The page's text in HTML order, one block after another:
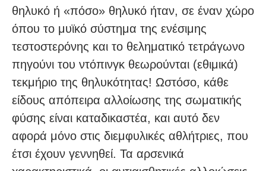
θηλυκό ή «πόσο» θηλυκό ήταν, σε έναν χώρο
όπου το μυϊκό σύστημα της ενέσιμης
τεστοστερόνης και το θεληματικό τετράγωνο
πηγούνι του ντόπινγκ θεωρούνται (εθιμικά)
τεκμήριο της θηλυκότητας! Ωστόσο, κάθε
είδους απόπειρα αλλοίωσης της σωματικής
φύσης είναι καταδικαστέα, και αυτό δεν
αφορά μόνο στις διεμφυλικές αθλήτριες, που
έτσι έχουν γεννηθεί. Τα αρσενικά